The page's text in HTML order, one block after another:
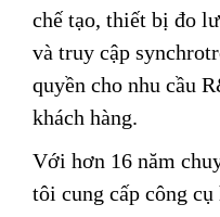
chế tạo, thiết bị đo
và truy cập
quyền cho nhu cầu
khách hàng.
Với hơn 16 năm
tôi cung cấp công cụ